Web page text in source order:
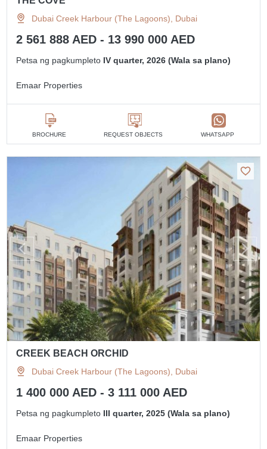
Dubai Creek Harbour (The Lagoons), Dubai
2 561 888 AED - 13 990 000 AED
Petsa ng pagkumpleto IV quarter, 2026 (Wala sa plano)
Emaar Properties
BROCHURE REQUEST OBJECTS WHATSAPP
CREEK BEACH ORCHID
Dubai Creek Harbour (The Lagoons), Dubai
1 400 000 AED - 3 111 000 AED
Petsa ng pagkumpleto III quarter, 2025 (Wala sa plano)
Emaar Properties